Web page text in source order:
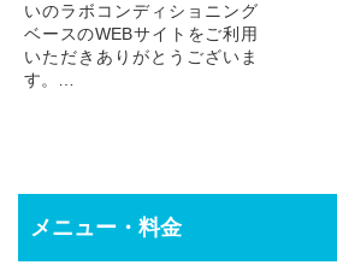
いのラボコンディショニング
ベースのWEBサイトをご利用
いただきありがとうございま
す。
連様の声は、初めてご利用に...
メニュー・料金